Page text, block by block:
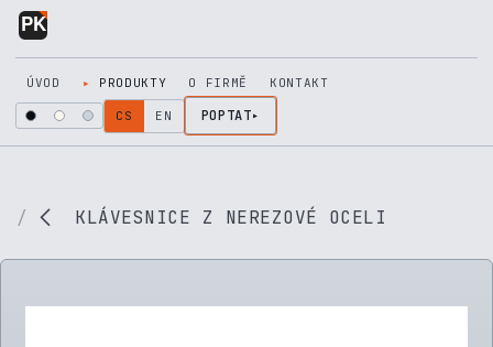
Přejít na obsah
ÚVOD PRODUKTY O FIRMĚ KONTAKT
CS EN POPTAT
KLÁVESNICE Z NEREZOVÉ OCELI